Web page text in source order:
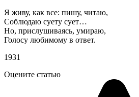
Я живу, как все: пишу, читаю,
Соблюдаю суету сует…
Но, прислушиваясь, умираю,
Голосу любимому в ответ.
1931
Оцените статью